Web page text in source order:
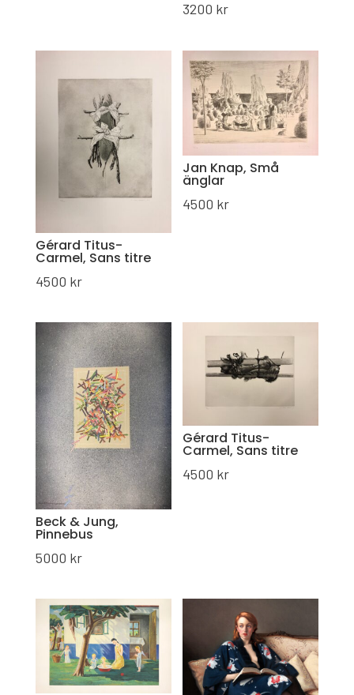
3200 kr
Gérard Titus-
Carmel, Sans titre
4500 kr
Jan Knap, Små
änglar
4500 kr
Beck & Jung,
Pinnebus
5000 kr
Gérard Titus-
Carmel, Sans titre
4500 kr